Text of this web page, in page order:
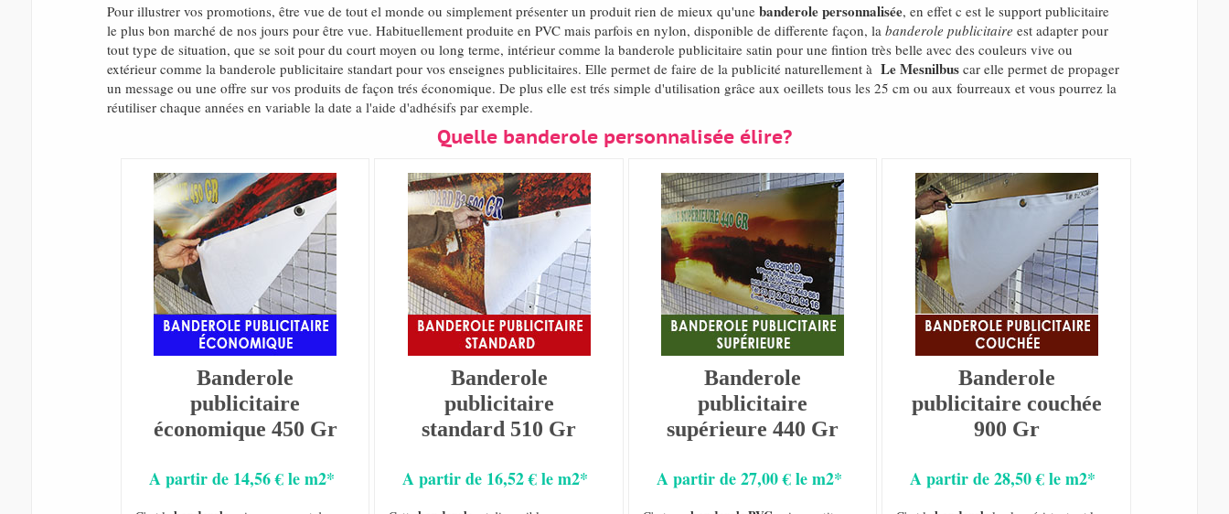
Pour illustrer vos promotions, être vue de tout el monde ou simplement présenter un produit rien de mieux qu'une banderole personnalisée, en effet c est le support publicitaire
le plus bon marché de nos jours pour être vue. Habituellement produite en PVC mais parfois en nylon, disponible de differente façon, la banderole publicitaire est adapter pour
tout type de situation, que se soit pour du court moyen ou long terme, intérieur comme la banderole publicitaire satin pour une fintion très belle avec des couleurs vive ou
extérieur comme la banderole publicitaire standart pour vos enseignes publicitaires. Elle permet de faire de la publicité naturellement à Le Mesnilbuscar elle permet de propager
un message ou une offre sur vos produits de façon trés économique. De plus elle est trés simple d'utilisation grâce aux oeillets tous les 25 cm ou aux fourreaux et vous pourrez la
réutiliser chaque années en variable la date a l'aide d'adhésifs par exemple.
Quelle banderole personnalisée élire?
Banderole
publicitaire
économique 450 Gr
A partir de 14,56 € le m2*
Banderole
publicitaire
standard 510 Gr
A partir de 16,52 € le m2*
Banderole
publicitaire
supérieure 440 Gr
A partir de 27,00 € le m2*
Banderole
publicitaire couchée
900 Gr
A partir de 28,50 € le m2*